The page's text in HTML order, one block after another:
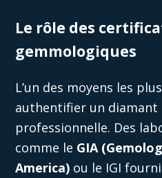
Le rôle des
gemmologiques
L’un des moyens les
authentifier un diamant
professionnelle. Des
comme le GIA
America) ou le IGI